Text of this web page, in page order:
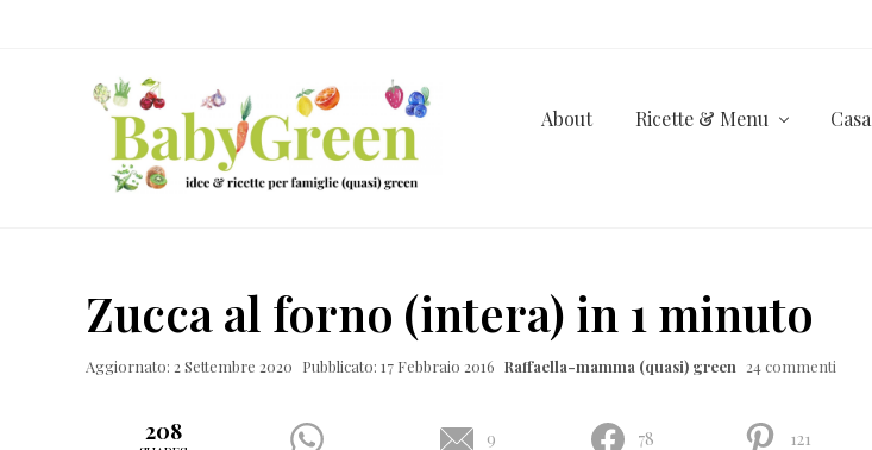
ricette
per
About Ricette & Menu Casa
Zucca al forno (intera) in 1 minuto
Aggiornato: 2 Settembre 2020 Pubblicato: 17 Febbraio 2016 Raffaella-mamma (quasi) green 24 commenti
208 9 78 121